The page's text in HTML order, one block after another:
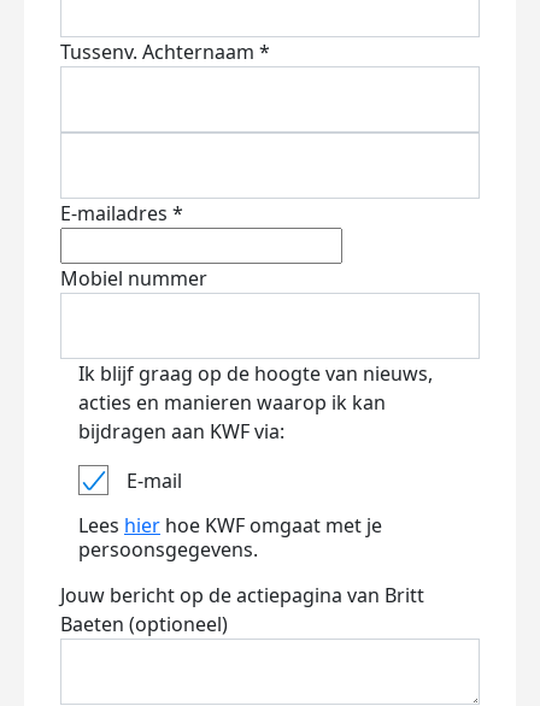
Tussenv. Achternaam *
E-mailadres *
Mobiel nummer
Ik blijf graag op de hoogte van nieuws,
acties en manieren waarop ik kan
bijdragen aan KWF via:
E-mail
Lees hier hoe KWF omgaat met je
persoonsgegevens.
Jouw bericht op de actiepagina van Britt
Baeten (optioneel)